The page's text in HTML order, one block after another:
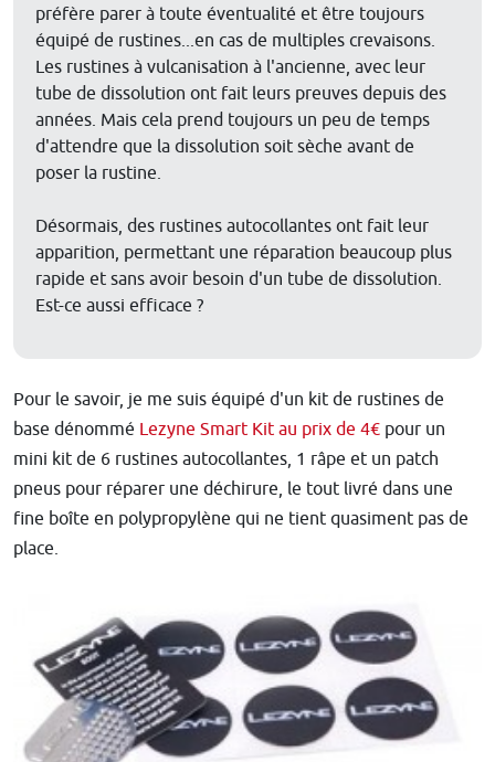
préfère parer à toute éventualité et être toujours
équipé de rustines...en cas de multiples crevaisons.
Les rustines à vulcanisation à l'ancienne, avec leur
tube de dissolution ont fait leurs preuves depuis des
années. Mais cela prend toujours un peu de temps
d'attendre que la dissolution soit sèche avant de
poser la rustine.
Désormais, des rustines autocollantes ont fait leur
apparition, permettant une réparation beaucoup plus
rapide et sans avoir besoin d'un tube de dissolution.
Est-ce aussi efficace ?
Pour le savoir, je me suis équipé d'un kit de rustines de
base dénommé Lezyne Smart Kit au prix de 4€ pour un
mini kit de 6 rustines autocollantes, 1 râpe et un patch
pneus pour réparer une déchirure, le tout livré dans une
fine boîte en polypropylène qui ne tient quasiment pas de
place.